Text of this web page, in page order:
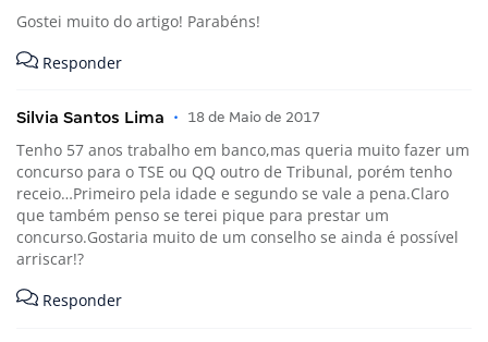
Gostei muito do artigo! Parabéns!
Responder
Silvia Santos Lima • 18 de Maio de 2017
Tenho 57 anos trabalho em banco,mas queria muito fazer um
concurso para o TSE ou QQ outro de Tribunal, porém tenho
receio…Primeiro pela idade e segundo se vale a pena.Claro
que também penso se terei pique para prestar um
concurso.Gostaria muito de um conselho se ainda é possível
arriscar!?
Responder